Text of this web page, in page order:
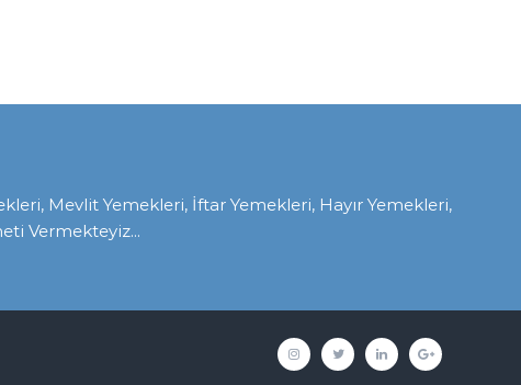
Mevlit Yemekleri, İftar Yemekleri, Hayır Yemekleri,
Vermekteyiz...
İnstagramtwitter linkedin google